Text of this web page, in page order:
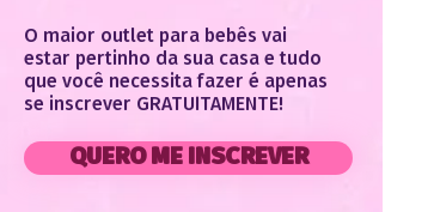
O maior outlet para bebês vai
estar pertinho da sua casa e tudo
que você necessita fazer é apenas
se inscrever GRATUITAMENTE!
QUERO ME INSCREVER